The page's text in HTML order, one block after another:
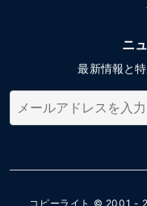
ニ
最新情報と
コピーライト © 2001 -